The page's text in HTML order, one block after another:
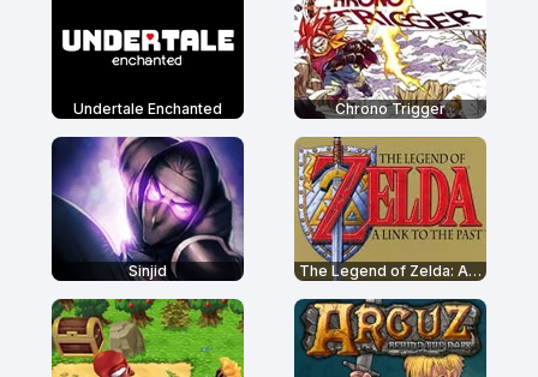
Undertale Enchanted Chrono Trigger
Sinjid The Legend of Zelda: A Link to the Past